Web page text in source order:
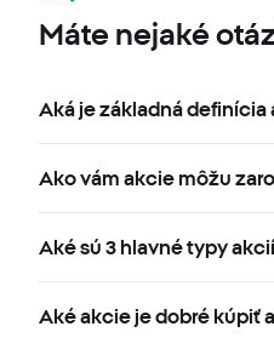
Máte nejaké
Aká je základná definícia
Ako vám akcie môžu
Aké sú 3 hlavné typy
Aké akcie je dobré kúpiť